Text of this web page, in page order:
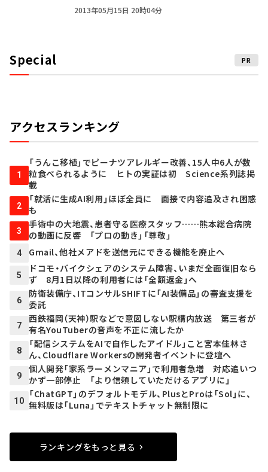
2013年05月15日 20時04分
Special PR
アクセスランキング
1
「うんこ移植」でピーナツアレルギー改善、15人中6人が数
粒食べられるように ヒトの実証は初 Science系列誌掲
載
2
「就活に生成AI利用」ほぼ全員に 面接で内容追及され困惑
も
3
手術中の大地震、患者守る医療スタッフ……熊本総合病院
の動画に反響 「プロの動き」「尊敬」
4 Gmail、他社メアドを送信元にできる機能を廃止へ
5
ドコモ・バイクシェアのシステム障害、いまだ全面復旧なら
ず 8月1日以降の利用者には「全額返金」へ
6
防衛装備庁、ITコンサルSHIFTに「AI装備品」の審査支援を
委託
7
西鉄福岡（天神）駅などで意図しない駅構内放送 第三者が
有名YouTuberの音声を不正に流したか
8
「配信システムをAIで自作したアイドル」こと宮本佳林さ
ん、Cloudflare Workersの開発者イベントに登壇へ
9
個人開発「家系ラーメンマニア」で利用者急増 対応追いつ
かず一部停止 「より信頼していただけるアプリに」
10
「ChatGPT」のデフォルトモデル、PlusとProは「Sol」に、
無料版は「Luna」でテキストチャット無制限に
ランキングをもっと見る